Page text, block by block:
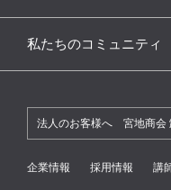
私たちのコミュニティ
法人のお客様へ 宮地商会
企業情報 採用情報 講